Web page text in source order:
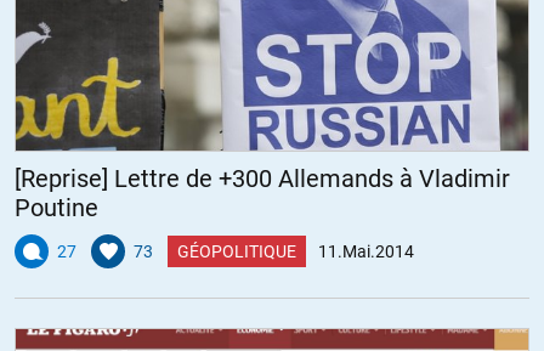
[Reprise] Lettre de +300 Allemands à Vladimir
Poutine
27 73 GÉOPOLITIQUE 11.Mai.2014